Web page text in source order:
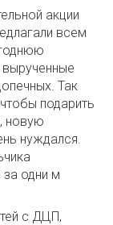
акции
всем
Так
подарить
новую
нуждался.
одни м
с ДЦП,